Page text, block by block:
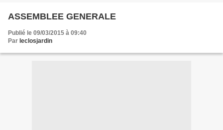
ASSEMBLEE GENERALE
Publié le 09/03/2015 à 09:40
Par leclosjardin